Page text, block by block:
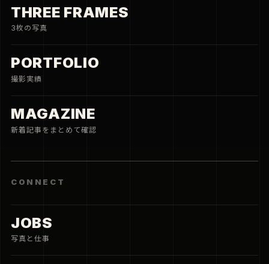
THREE FRAMES
3枚の写真
PORTFOLIO
撮影実績
MAGAZINE
新着記事をまとめて確認
CONNECT
JOBS
写真と仕事